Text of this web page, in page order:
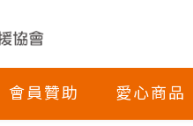
會員贊助 愛心商品